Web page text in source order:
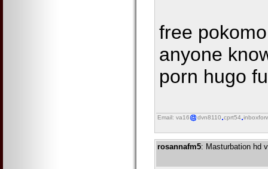
free
anyone
porn hugo
Email: va16 dvn8110 cprt54
rosannafm5: Masturbation hd